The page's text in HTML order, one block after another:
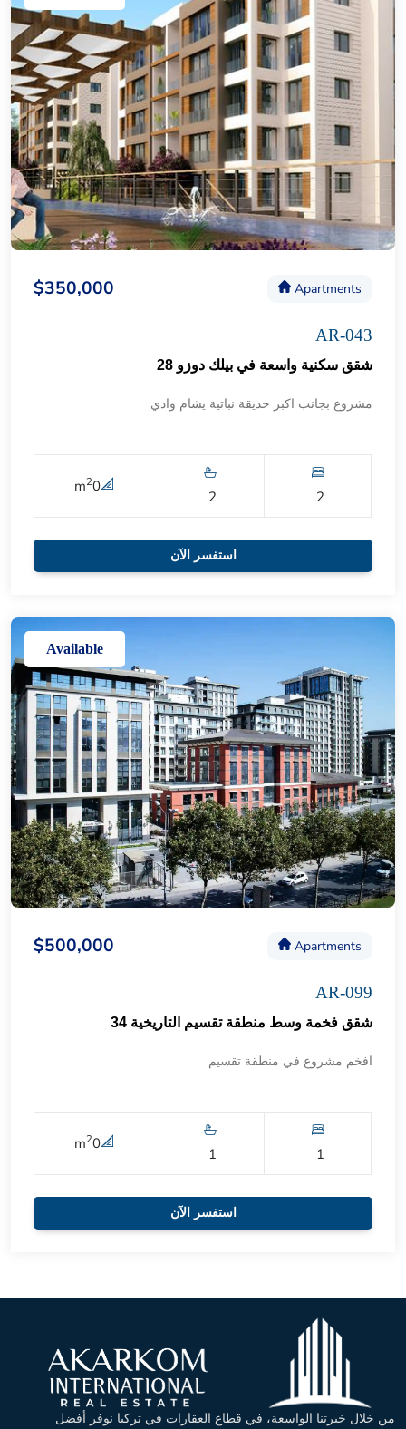
Apartments
$350,000
AR-043
شقق سكنية واسعة في بيلك دوزو 28
مشروع بجانب اكبر حديقة نباتية يشام وادي
2
2
0
m2
استفسر الآن
Available
Apartments
$500,000
AR-099
شقق فخمة وسط منطقة تقسيم التاريخية 34
افخم مشروع في منطقة تقسيم
1
1
0
m2
استفسر الآن
من خلال خبرتنا الواسعة، في قطاع العقارات في تركيا نوفر أفضل